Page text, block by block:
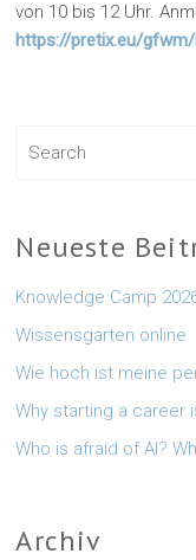
von 10 bis 12 Uhr.
https://pretix.eu/
Neueste
Knowledge Camp
Wissensgarten online
Wie hoch ist meine
Why starting a career
Who is afraid of AI?
Archiv